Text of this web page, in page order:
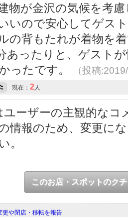
物が金沢の気候を考
いので安心してゲス
の背もたれが着物を
あったりと、ゲスト
ったです。
（投稿
現在： 2人
ーザーの主観的なコ
情報のため、変更に
。
このお店・スポットのク
更や閉店・移転を報告